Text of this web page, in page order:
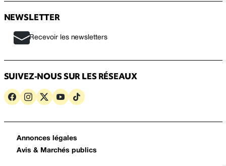
NEWSLETTER
Recevoir les newsletters
SUIVEZ-NOUS SUR LES RÉSEAUX
Annonces légales
Avis & Marchés publics